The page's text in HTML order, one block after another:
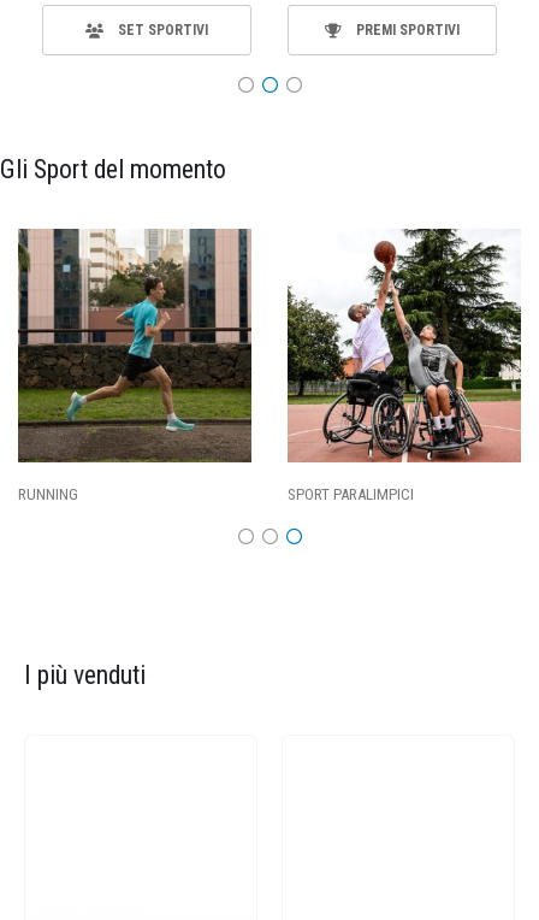
SET SPORTIVI PREMI SPORTIVI
Gli Sport del momento
RUNNING SPORT PARALIMPICI
I più venduti